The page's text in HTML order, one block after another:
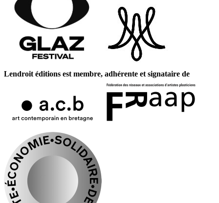
Lendroit éditions est membre, adhérente et signataire de